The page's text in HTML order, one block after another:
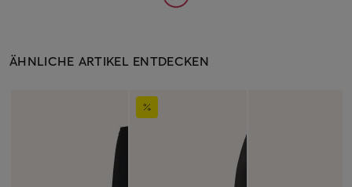
ÄHNLICHE ARTIKEL ENTDECKEN